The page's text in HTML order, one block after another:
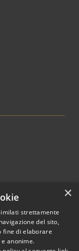
© 2026 • Comune di
×
strettamente
del sito,
fine di elaborare
anonime.